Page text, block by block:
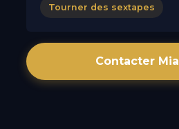
Tourner des sextapes
Contacter Mia